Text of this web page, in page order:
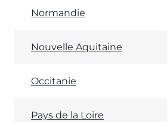
Normandie
Nouvelle Aquitaine
Occitanie
Pays de la Loire